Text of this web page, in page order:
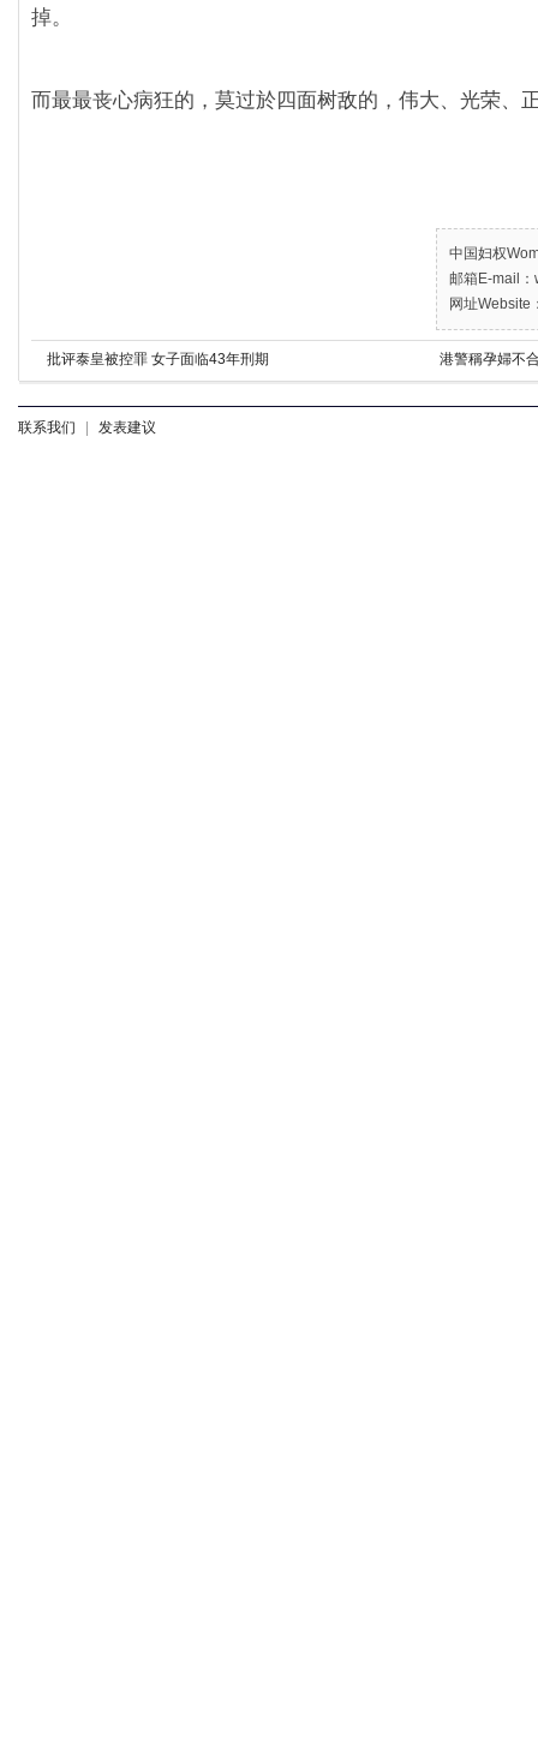
掉。
而最最丧心病狂的，莫过於四面树敌的，伟大、光荣、
中国妇权
邮箱E-mail
网址Website
批评泰皇被控罪 女子面临43年刑期 港警稱孕婦不
联系我们 发表建议